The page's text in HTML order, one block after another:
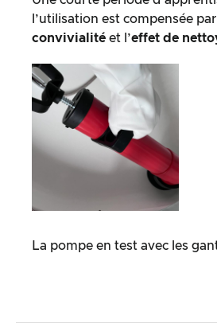
l’utilisation est compensée par
convivialité et l’effet de
La pompe en test avec les